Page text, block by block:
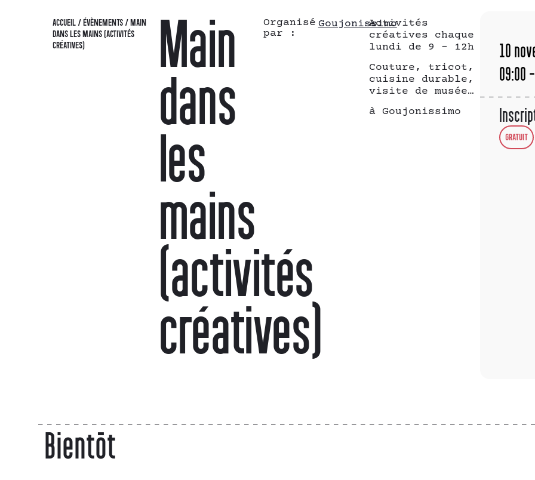
ACCUEIL /ÉVÈNEMENTS /MAIN
DANS LES MAINS (ACTIVITÉS
CRÉATIVES)
Main
dans
les
mains
(activités
créatives)
Organisé
par :
GoujonissimoActivités
créatives chaque
lundi de 9 – 12h
Couture, tricot,
cuisine durable,
visite de musée…
à Goujonissimo
10
09:00
GRATUIT
Bientôt